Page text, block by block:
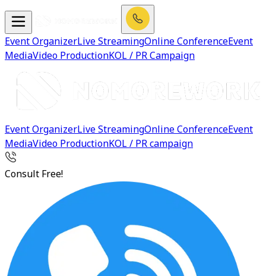
Event OrganizerLive StreamingOnline ConferenceEvent
MediaVideo ProductionKOL / PR Campaign
Event OrganizerLive StreamingOnline ConferenceEvent
MediaVideo ProductionKOL / PR campaign
Consult Free!